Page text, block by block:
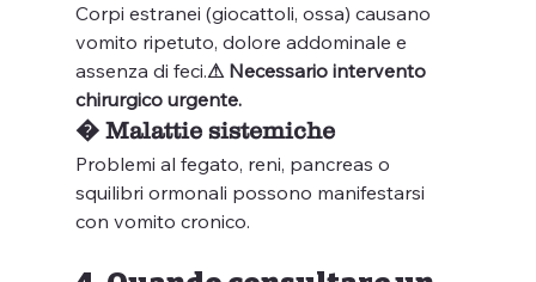
Corpi estranei (giocattoli, ossa) causano
vomito ripetuto, dolore addominale e
assenza di feci.⚠ Necessario intervento
chirurgico urgente.
� Malattie sistemiche
Problemi al fegato, reni, pancreas o
squilibri ormonali possono manifestarsi
con vomito cronico.